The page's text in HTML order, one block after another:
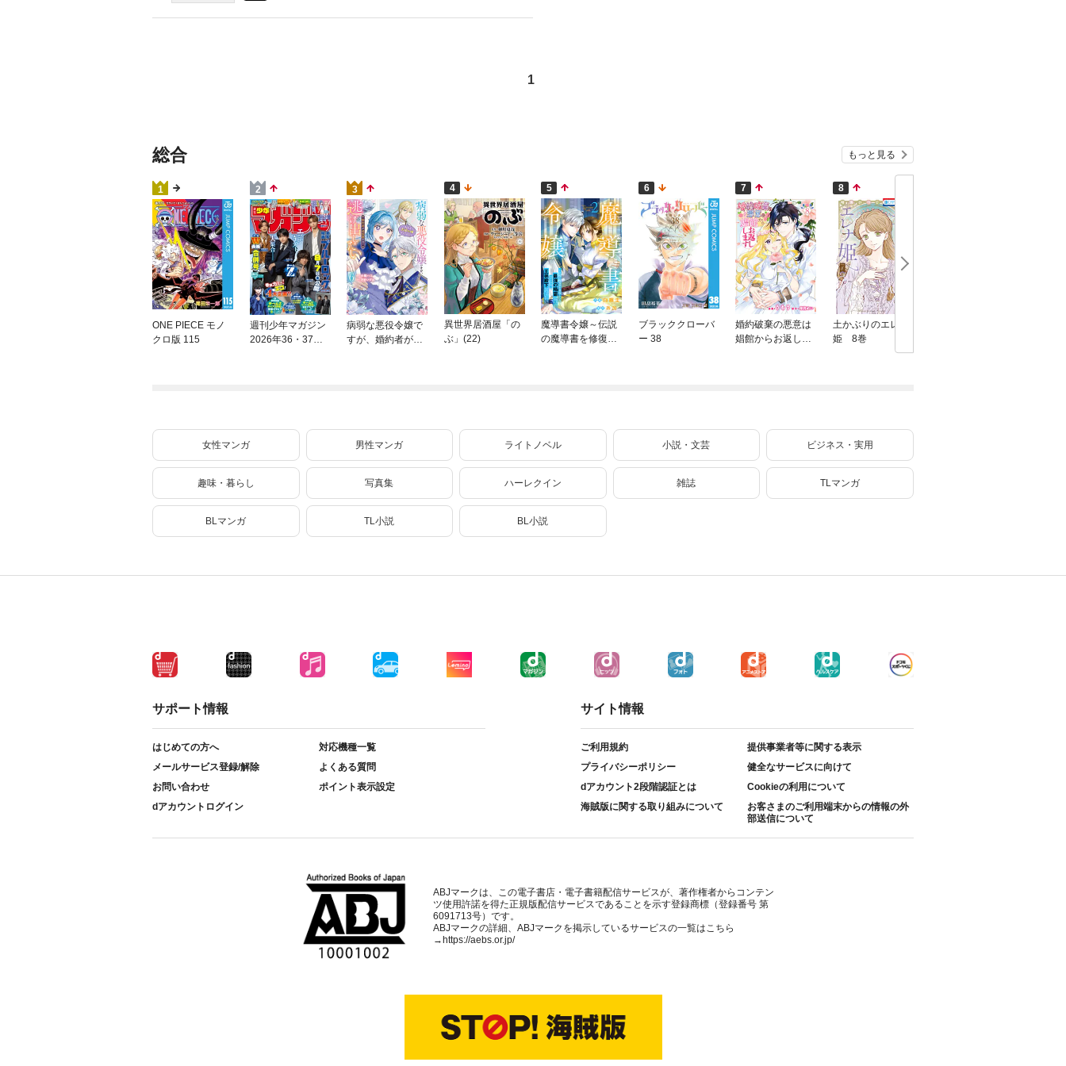
1
総合 もっと見る
1
ONE PIECE モノ
クロ版 115
2
週刊少年マガジン
2026年36・37号[2
3
病弱な悪役令嬢で
すが、婚約者が過
4
異世界居酒屋「の
ぶ」(22)
5
魔導書令嬢～伝説
の魔導書を修復し
し付き】 2巻
6
ブラッククローバ
ー 38
7
婚約破棄の悪意は
娼館からお返しし
8
土かぶりのエレナ
姫 8巻
女性マンガ 男性マンガ ライトノベル 小説・文芸 ビジネス・実用
趣味・暮らし 写真集 ハーレクイン 雑誌 TLマンガ
BLマンガ TL小説 BL小説
サポート情報
はじめての方へ
対応機種一覧
メールサービス登録/解除
よくある質問
お問い合わせ
ポイント表示設定
dアカウントログイン
サイト情報
ご利用規約
提供事業者等に関する表示
プライバシーポリシー
健全なサービスに向けて
dアカウント2段階認証とは
Cookieの利用について
海賊版に関する取り組みについて
お客さまのご利用端末からの情報の外
部送信について
ABJマークは、この電子書店・電子書籍配信サービスが、著作権者からコンテン
ツ使用許諾を得た正規版配信サービスであることを示す登録商標（登録番号 第
6091713号）です。
ABJマークの詳細、ABJマークを掲示しているサービスの一覧はこちら
→ https://aebs.or.jp/